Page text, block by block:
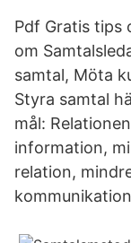
Pdf Gratis tips
om
samtal, Möta
Styra samtal
mål:
information,
relation,